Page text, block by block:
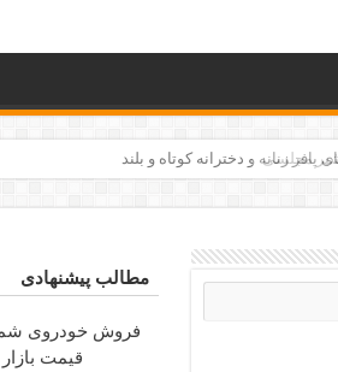
زنانه و دخترانه کوتاه و بلند
مطالب پیشنهادی
فروش خودروی شما
قیمت بازار